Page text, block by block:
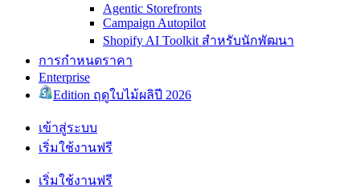
Agentic Storefronts
Campaign Autopilot
Shopify AI Toolkit สำหรับนักพัฒนา
การกำหนดราคา
Enterprise
Edition ฤดูใบไม้ผลิปี 2026
เข้าสู่ระบบ
เริ่มใช้งานฟรี
เริ่มใช้งานฟรี